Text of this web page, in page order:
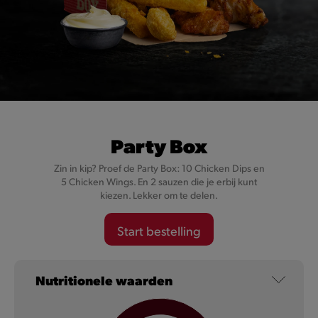
Want onze Cheesy’s zijn niet zomaar gevuld met kaas, maar
met karaktervolle Val-Dieu Caractère kaas.
Meer informatie
Party Box
Zin in kip? Proef de Party Box: 10 Chicken Dips en
5 Chicken Wings. En 2 sauzen die je erbij kunt
kiezen. Lekker om te delen.
Start bestelling
Nutritionele waarden